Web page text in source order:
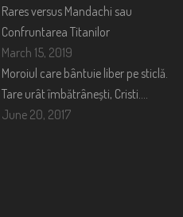
Rares versus Mandachi sau
Confruntarea Titanilor
March 15, 2019
Moroiul care bântuie liber pe sticlă.
Tare urât îmbătrânești, Cristi….
June 20, 2017